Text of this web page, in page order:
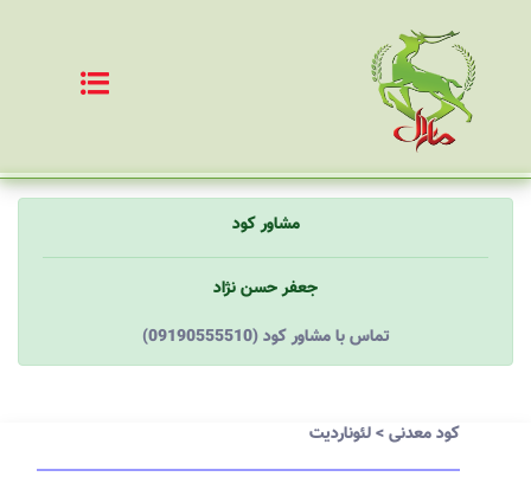
مشاور کود
جعفر حسن نژاد
(09190555510) تماس با مشاور کود
کود معدنی>لئوناردیت